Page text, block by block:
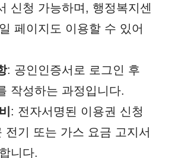
신청 가능하며, 행정복지센
페이지도 이용할 수 있어
: 공인인증서로 로그인 후
작성하는 과정입니다.
: 전자서명된 이용권 신청
전기 또는 가스 요금 고지서
니다.